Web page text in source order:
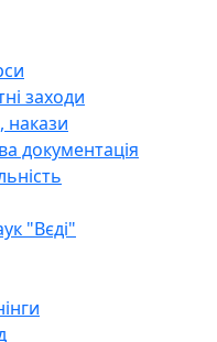
заходи
накази
документація
"Вєді"